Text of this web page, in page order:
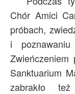
Archiwum
O nas
Statut
Kontakt
Chór Amici
próbach,
i
Zwieńczeniem
Sanktuarium
zabrakło